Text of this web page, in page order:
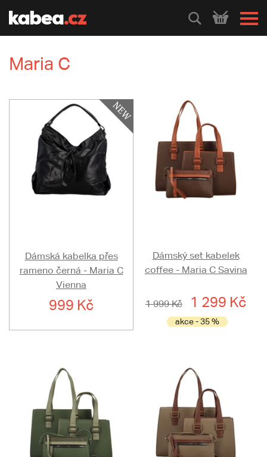
HLEDEJ
Maria C
Dámská kabelka přes
rameno černá - Maria C
Vienna
999 Kč
Dámský set kabelek
coffee - Maria C Savina
1 999 Kč 1 299 Kč
akce - 35 %